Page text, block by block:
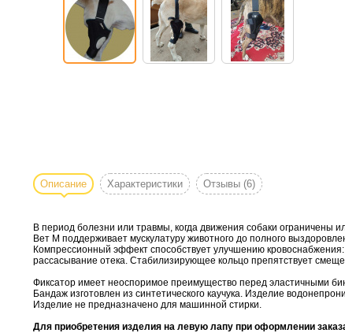
Описание Характеристики Отзывы (6)
В период болезни или травмы, когда движения собаки ограничены
Вет М поддерживает мускулатуру животного до полного
Компрессионный эффект способствует улучшению
рассасывание отека. Стабилизирующее кольцо препятствует
Фиксатор имеет неоспоримое преимущество перед эластичными
Бандаж изготовлен из синтетического каучука. Изделие
Изделие не предназначено для машинной стирки.
Для приобретения изделия на левую лапу при оформлении